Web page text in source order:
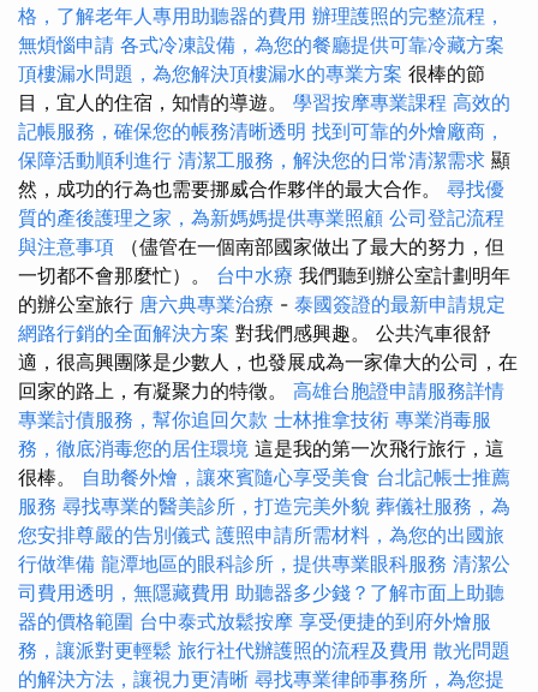
格，了解老年人專用助聽器的費用 辦理護照的完整流程，
無煩惱申請 各式冷凍設備，為您的餐廳提供可靠冷藏方案
頂樓漏水問題，為您解決頂樓漏水的專業方案 很棒的節
目，宜人的住宿，知情的導遊。 學習按摩專業課程 高效的
記帳服務，確保您的帳務清晰透明 找到可靠的外燴廠商，
保障活動順利進行 清潔工服務，解決您的日常清潔需求 顯
然，成功的行為也需要挪威合作夥伴的最大合作。 尋找優
質的產後護理之家，為新媽媽提供專業照顧 公司登記流程
與注意事項 （儘管在一個南部國家做出了最大的努力，但
一切都不會那麼忙）。 台中水療 我們聽到辦公室計劃明年
的辦公室旅行 唐六典專業治療 - 泰國簽證的最新申請規定
網路行銷的全面解決方案 對我們感興趣。 公共汽車很舒
適，很高興團隊是少數人，也發展成為一家偉大的公司，在
回家的路上，有凝聚力的特徵。 高雄台胞證申請服務詳情
專業討債服務，幫你追回欠款 士林推拿技術 專業消毒服
務，徹底消毒您的居住環境 這是我的第一次飛行旅行，這
很棒。 自助餐外燴，讓來賓隨心享受美食 台北記帳士推薦
服務 尋找專業的醫美診所，打造完美外貌 葬儀社服務，為
您安排尊嚴的告別儀式 護照申請所需材料，為您的出國旅
行做準備 龍潭地區的眼科診所，提供專業眼科服務 清潔公
司費用透明，無隱藏費用 助聽器多少錢？了解市面上助聽
器的價格範圍 台中泰式放鬆按摩 享受便捷的到府外燴服
務，讓派對更輕鬆 旅行社代辦護照的流程及費用 散光問題
的解決方法，讓視力更清晰 尋找專業律師事務所，為您提